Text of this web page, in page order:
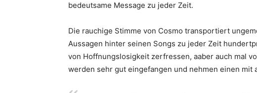
bedeutsame Message zu jeder Zeit.
Die rauchige Stimme von Cosmo transportiert
Aussagen hinter seinen Songs zu jeder Zeit
von Hoffnungslosigkeit zerfressen, aaber auch mal
werden sehr gut eingefangen und nehmen einen mit